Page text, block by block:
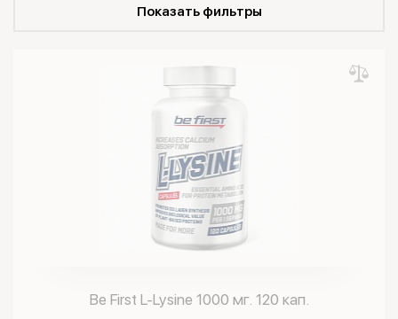
Показать фильтры
Be First L-Lysine 1000 мг. 120 кап.